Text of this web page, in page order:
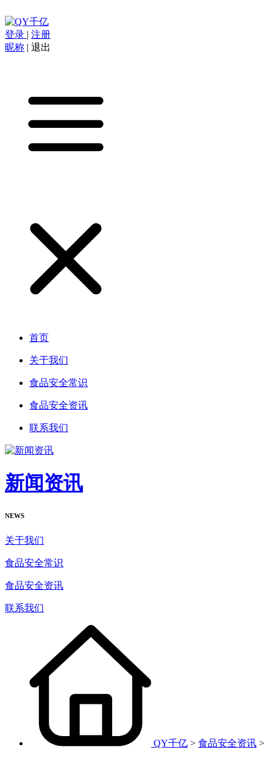
登录 | 注册
昵称 | 退出
首页
关于我们
食品安全常识
食品安全资讯
联系我们
新闻资讯
NEWS
关于我们
食品安全常识
食品安全资讯
联系我们
QY千亿 > 食品安全资讯 >